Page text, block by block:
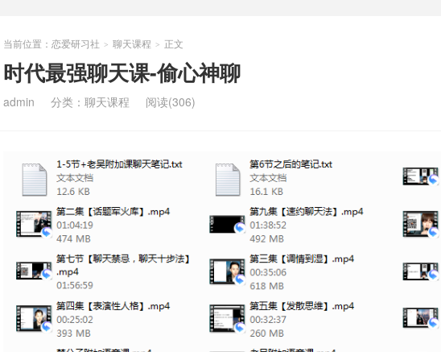
当前位置： 恋爱研习社 > 聊天课程 > 正文
时代最强聊天课-偷心神聊
admin 分类： 聊天课程 阅读(306)